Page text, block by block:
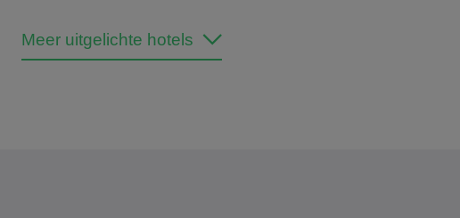
Meer uitgelichte hotels